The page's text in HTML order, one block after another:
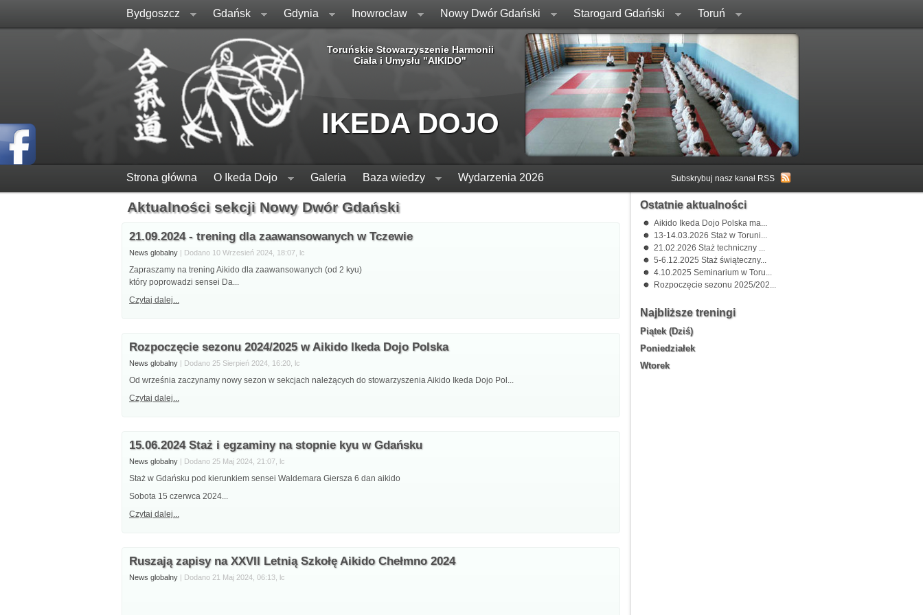
Bydgoszcz Gdańsk Gdynia Inowrocław Nowy Dwór Gdański Starogard Gdański Toruń
Toruńskie Stowarzyszenie Harmonii
Ciała i Umysłu "AIKIDO"
IKEDA DOJO
Strona główna O Ikeda Dojo Galeria Baza wiedzy Wydarzenia 2026 Subskrybuj nasz kanał RSS
Aktualności sekcji Nowy Dwór Gdański
21.09.2024 - trening dla zaawansowanych w Tczewie
News globalny | Dodano 10 Wrzesień 2024, 18:07, lc
Zapraszamy na trening Aikido dla zaawansowanych (od 2 kyu)
który poprowadzi sensei Da...
Czytaj dalej...
Rozpoczęcie sezonu 2024/2025 w Aikido Ikeda Dojo Polska
News globalny | Dodano 25 Sierpień 2024, 16:20, lc
Od września zaczynamy nowy sezon w sekcjach należących do stowarzyszenia Aikido Ikeda Dojo Pol...
Czytaj dalej...
15.06.2024 Staż i egzaminy na stopnie kyu w Gdańsku
News globalny | Dodano 25 Maj 2024, 21:07, lc
Staż w Gdańsku pod kierunkiem sensei Waldemara Giersza 6 dan aikido
Sobota 15 czerwca 2024...
Czytaj dalej...
Ruszają zapisy na XXVII Letnią Szkołę Aikido Chełmno 2024
News globalny | Dodano 21 Maj 2024, 06:13, lc
Ostatnie aktualności
Aikido Ikeda Dojo Polska ma...
13-14.03.2026 Staż w Toruni...
21.02.2026 Staż techniczny ...
5-6.12.2025 Staż świąteczny...
4.10.2025 Seminarium w Toru...
Rozpoczęcie sezonu 2025/202...
Najbliższe treningi
Piątek (Dziś)
Poniedziałek
Wtorek